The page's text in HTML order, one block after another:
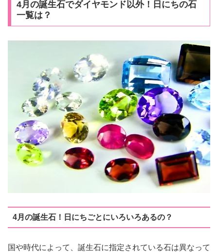
4月の誕生石でダイヤモンド以外！日にちの石
一覧は？
4月の誕生石！日にちごとにいろいろあるの？
国や時代によって、誕生石に指定されている石は異なって